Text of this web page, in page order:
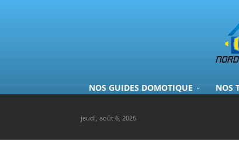
NOS GUIDES DOMOTIQUE NOS
jeudi, août 6, 2026